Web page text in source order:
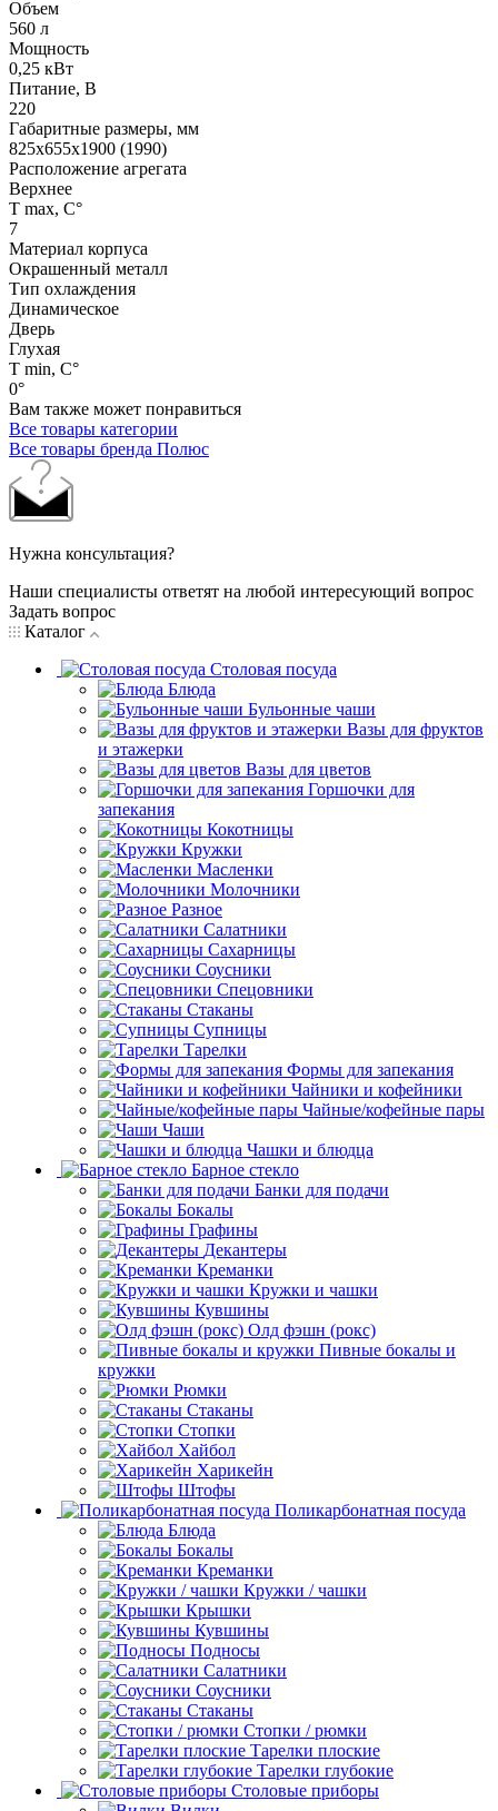
Объем
560 л
Мощность
0,25 кВт
Питание, В
220
Габаритные размеры, мм
825х655х1900 (1990)
Расположение агрегата
Верхнее
Т max, С°
7
Материал корпуса
Окрашенный металл
Тип охлаждения
Динамическое
Дверь
Глухая
Т min, C°
0°
Вам также может понравиться
Все товары категории
Все товары бренда Полюс
Нужна консультация?
Наши специалисты ответят на любой интересующий вопрос
Задать вопрос
Каталог
Столовая посуда
Блюда
Бульонные чаши
Вазы для фруктов
и этажерки
Вазы для цветов
Горшочки для
запекания
Кокотницы
Кружки
Масленки
Молочники
Разное
Салатники
Сахарницы
Соусники
Спецовники
Стаканы
Супницы
Тарелки
Формы для запекания
Чайники и кофейники
Чайные/кофейные пары
Чаши
Чашки и блюдца
Барное стекло
Банки для подачи
Бокалы
Графины
Декантеры
Креманки
Кружки и чашки
Кувшины
Олд фэшн (рокс)
Пивные бокалы и
кружки
Рюмки
Стаканы
Стопки
Хайбол
Харикейн
Штофы
Поликарбонатная посуда
Блюда
Бокалы
Креманки
Кружки / чашки
Крышки
Кувшины
Подносы
Салатники
Соусники
Стаканы
Стопки / рюмки
Тарелки плоские
Тарелки глубокие
Столовые приборы